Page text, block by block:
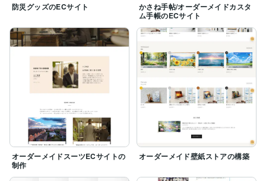
防災グッズのECサイト
かさね手帖/オーダーメイドカスタ
ム手帳のECサイト
オーダーメイドスーツECサイトの
制作
オーダーメイド壁紙ストアの構築